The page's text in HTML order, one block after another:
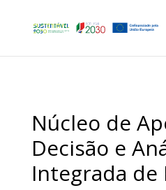
Núcleo de
Decisão e
Integrada de